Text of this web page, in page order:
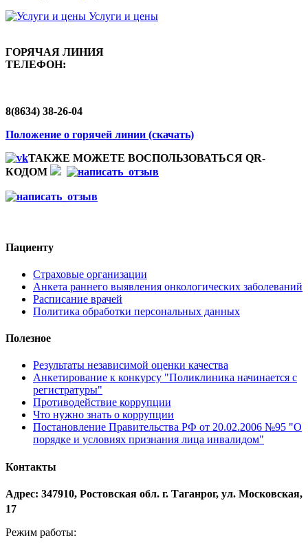
Услуги и цены
ГОРЯЧАЯ ЛИНИЯ
ТЕЛЕФОН:
8(8634) 38-26-04
Положение о горячей линии (скачать)
ТАКЖЕ МОЖЕТЕ ВОСПОЛЬЗОВАТЬСЯ QR-
КОДОМ
Пациенту
Страховые организации
Анкета раннего выявления онкологических заболеваний
Расписание врачей
Политика обработки персональных данных
Полезное
Результаты независимой оценки качества
Анкетирование к конкурсу "Поликлиника начинается с
регистратуры"
Противодействие коррупции
Что нужно знать о коррупции
Постановление Правительства РФ от 20.02.2006 №95 "О
порядке и условиях признания лица инвалидом"
Контакты
Адрес: 347910, Ростовская обл. г. Таганрог, ул. Московская,
17
Режим работы: